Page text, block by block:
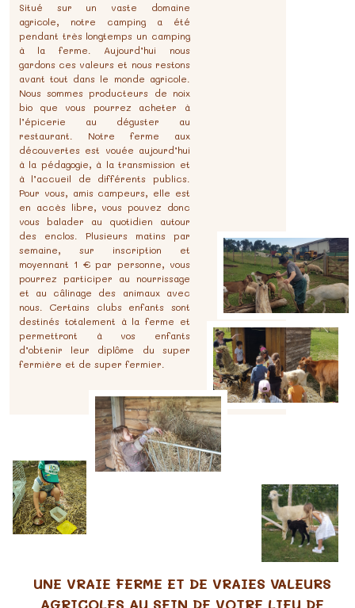
Situé sur un vaste domaine
agricole, notre camping a été
pendant très longtemps un camping
à la ferme. Aujourd’hui nous
gardons ces valeurs et nous restons
avant tout dans le monde agricole.
Nous sommes producteurs de noix
bio que vous pourrez acheter à
l’épicerie au déguster au
restaurant. Notre ferme aux
découvertes est vouée aujourd’hui
à la pédagogie, à la transmission et
à l’accueil de différents publics.
Pour vous, amis campeurs, elle est
en accès libre, vous pouvez donc
vous balader au quotidien autour
des enclos. Plusieurs matins par
semaine, sur inscription et
moyennant 1 € par personne, vous
pourrez participer au nourrissage
et au câlinage des animaux avec
nous. Certains clubs enfants sont
destinés totalement à la ferme et
permettront à vos enfants
d’obtenir leur diplôme du super
fermière et de super fermier.
UNE VRAIE FERME ET DE VRAIES VALEURS
AGRICOLES AU SEIN DE VOTRE LIEU DE